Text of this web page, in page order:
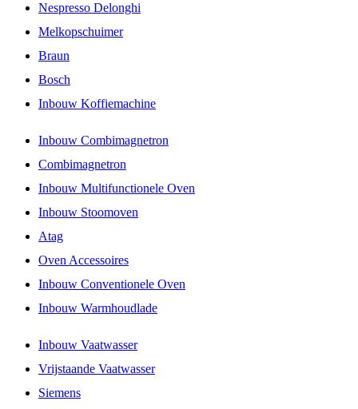
Nespresso Delonghi
Melkopschuimer
Braun
Bosch
Inbouw Koffiemachine
Inbouw Combimagnetron
Combimagnetron
Inbouw Multifunctionele Oven
Inbouw Stoomoven
Atag
Oven Accessoires
Inbouw Conventionele Oven
Inbouw Warmhoudlade
Inbouw Vaatwasser
Vrijstaande Vaatwasser
Siemens